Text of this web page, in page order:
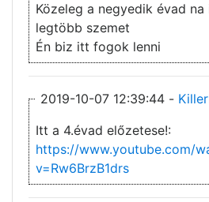
Közeleg a negyedik évad
legtöbb szemet
Én biz itt fogok lenni
2019-10-07 12:39:44 -
Itt a 4.évad előzetese!:
https://www.youtube.com/
v=Rw6BrzB1drs